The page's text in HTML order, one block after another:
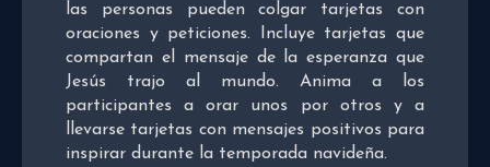
las personas pueden colgar tarjetas con
oraciones y peticiones. Incluye tarjetas que
compartan el mensaje de la esperanza que
Jesús trajo al mundo. Anima a los
participantes a orar unos por otros y a
llevarse tarjetas con mensajes positivos para
inspirar durante la temporada navideña.